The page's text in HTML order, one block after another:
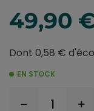
49,90
Dont 0,58 €
EN STOCK